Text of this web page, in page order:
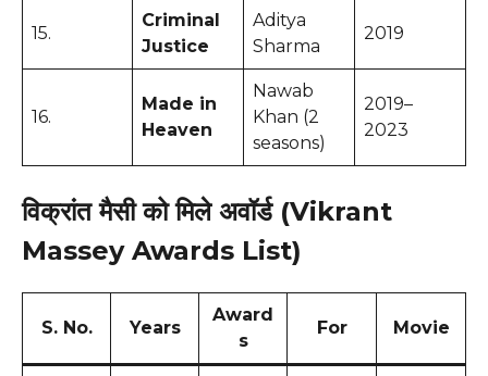
15.
Criminal
Justice
Aditya
Sharma
2019
16.
Made in
Heaven
Nawab
Khan (2
seasons)
2019–
2023
विक्रांत मैसी को मिले अवॉर्ड (Vikrant
Massey Awards List)
S. No. Years
Award
s
For Movie